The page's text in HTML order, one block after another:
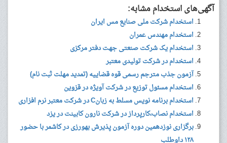
آگهی‌های استخدام مشابه:
استخدام شرکت ملی صنایع مس ایران
استخدام مهندس عمران
استخدام یک شرکت صنعتی جهت دفتر مرکزی
استخدام در شرکت تولیدی معتبر
آزمون جذب مترجم رسمی قوه قضاییه (تمدید مهلت ثبت نام)
استخدام مسئول توزیع در شرکت آویژه در قزوین
استخدام برنامه نویس مسلط به زبانC در شرکت معتبر نرم افزاری
استخدام نصاب،کارپرداز در شرکت نارون کابینت در یزد
برگزاری نوزدهمین دوره آزمون پذیرش بهورزی در کاشمر با حضور
۱۲۸ داوطلب